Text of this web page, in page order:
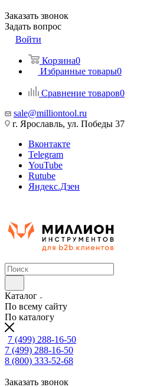
Заказать звонок
Задать вопрос
Войти
Корзина0
Избранные товары0
Сравнение товаров0
sale@milliontool.ru
г. Ярославль, ул. Победы 37
Вконтакте
Telegram
YouTube
Rutube
Яндекс.Дзен
Каталог
По всему сайту
По каталогу
7 (499) 288-16-50
7 (499) 288-16-50
8 (800) 333-52-68
Заказать звонок